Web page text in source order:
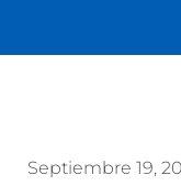
Septiembre 19,